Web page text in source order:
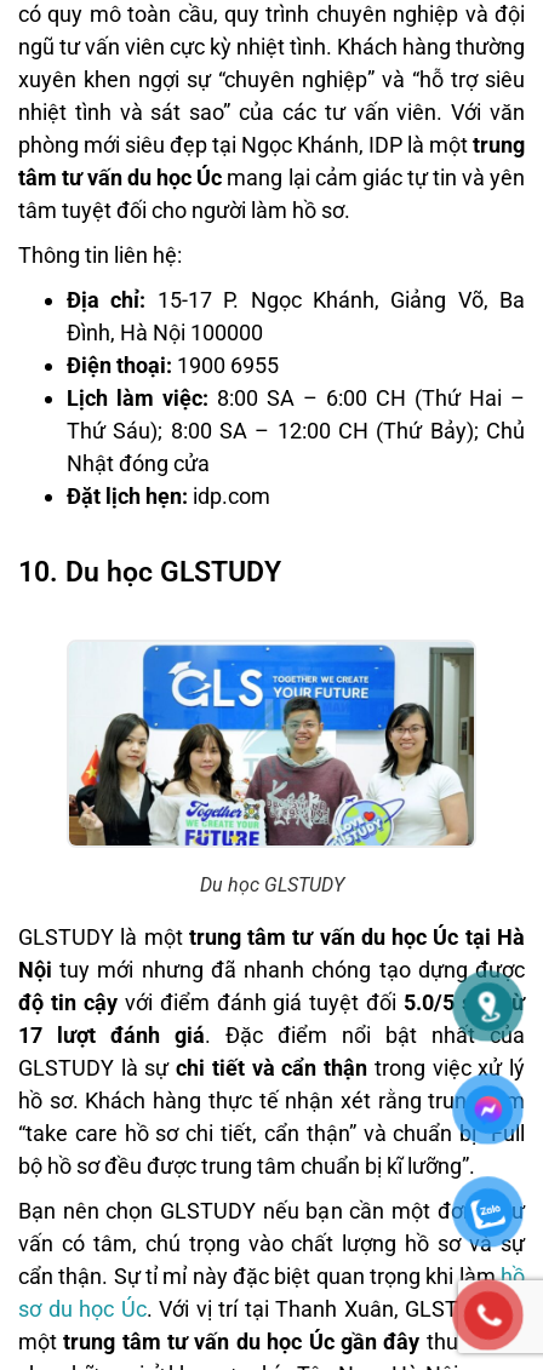
có quy mô toàn cầu, quy trình chuyên nghiệp và đội
ngũ tư vấn viên cực kỳ nhiệt tình. Khách hàng thường
xuyên khen ngợi sự “chuyên nghiệp” và “hỗ trợ siêu
nhiệt tình và sát sao” của các tư vấn viên. Với văn
phòng mới siêu đẹp tại Ngọc Khánh, IDP là mộttrung
tâm tư vấn du học Úc mang lại cảm giác tự tin và yên
tâm tuyệt đối cho người làm hồ sơ.
Thông tin liên hệ:
Địa chỉ: 15-17 P. Ngọc Khánh, Giảng Võ, Ba
Đình, Hà Nội 100000
Điện thoại: 1900 6955
Lịch làm việc: 8:00 SA – 6:00 CH (Thứ Hai –
Thứ Sáu); 8:00 SA – 12:00 CH (Thứ Bảy); Chủ
Nhật đóng cửa
Đặt lịch hẹn: idp.com
10. Du học GLSTUDY
Du học GLSTUDY
GLSTUDY là một trung tâm tư vấn du học Úc tại Hà
Nội tuy mới nhưng đã nhanh chóng tạo dựng được
độ tin cậyvới điểm đánh giá tuyệt đối 5.0/5 sao từ
17 lượt đánh giá. Đặc điểm nổi bật nhất của
GLSTUDY là sựchi tiết và cẩn thận trong việc xử lý
hồ sơ. Khách hàng thực tế nhận xét rằng trung tâm
“take care hồ sơ chi tiết, cẩn thận” và chuẩn bị “Full
bộ hồ sơ đều được trung tâm chuẩn bị kĩ lưỡng”.
Bạn nên chọn GLSTUDY nếu bạn cần một đơn vị tư
vấn có tâm, chú trọng vào chất lượng hồ sơ và sự
cẩn thận. Sự tỉ mỉ này đặc biệt quan trọng khi làmhồ
sơ du học Úc. Với vị trí tại Thanh Xuân, GLSTUDY là
mộttrung tâm tư vấn du học Úc gần đây thuận tiện